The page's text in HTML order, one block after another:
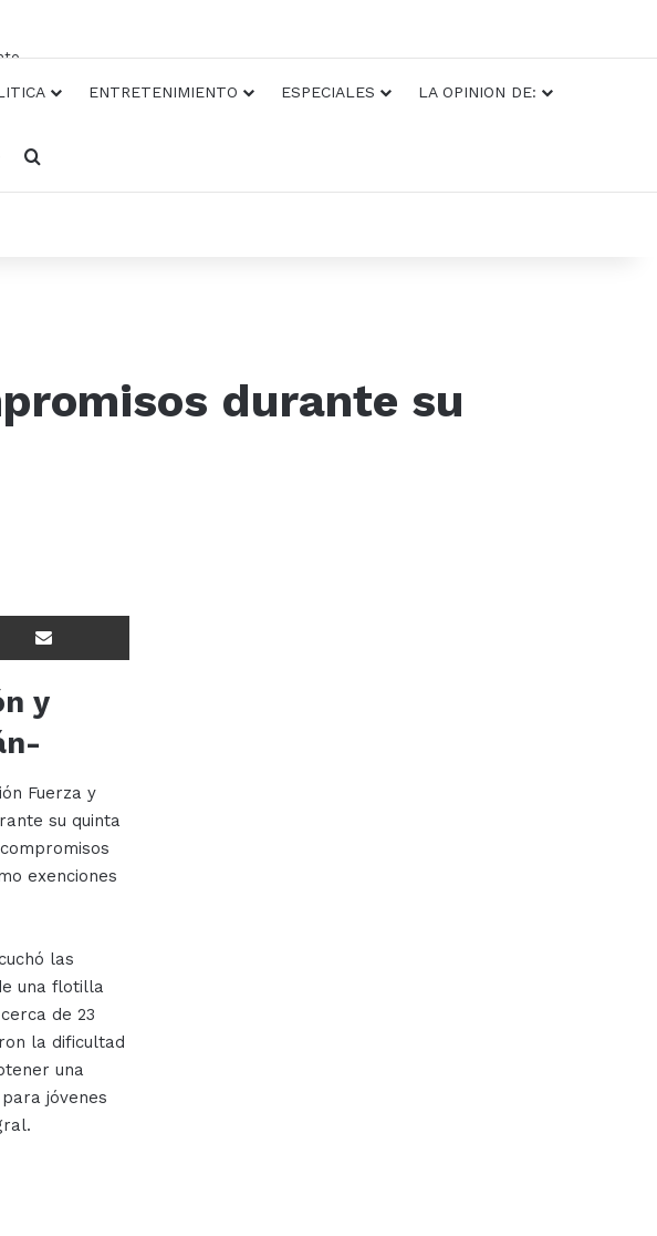
ENTRETENIMIENTO ESPECIALES LA OPINION DE:
durante su
Compartir Via E-mail
y
Fuerza y
su quinta
exenciones
las
una flotilla
de 23
la dificultad
una
jóvenes